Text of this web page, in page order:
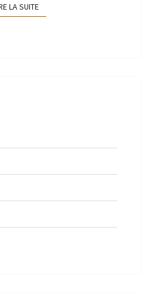
LA SUITELIRE LA SUITE